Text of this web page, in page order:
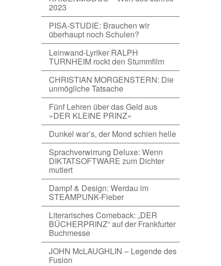
2023
PISA-STUDIE: Brauchen wir
überhaupt noch Schulen?
Leinwand-Lyriker RALPH
TURNHEIM rockt den Stummfilm
CHRISTIAN MORGENSTERN: Die
unmögliche Tatsache
Fünf Lehren über das Geld aus
»DER KLEINE PRINZ«
Dunkel war’s, der Mond schien helle
Sprachverwirrung Deluxe: Wenn
DIKTATSOFTWARE zum Dichter
mutiert
Dampf & Design: Werdau im
STEAMPUNK-Fieber
Literarisches Comeback: „DER
BÜCHERPRINZ“ auf der Frankfurter
Buchmesse
JOHN McLAUGHLIN – Legende des
Fusion